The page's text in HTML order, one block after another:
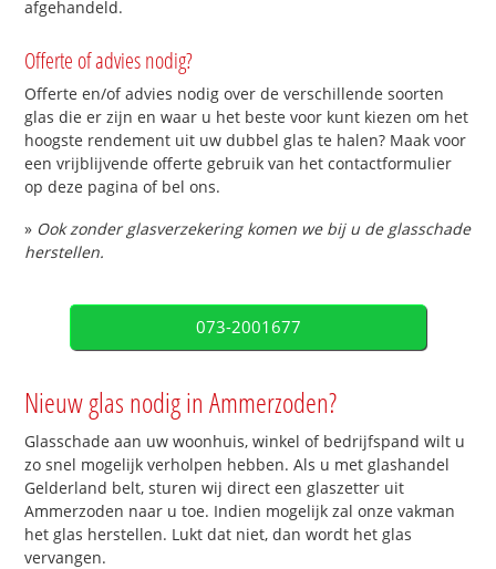
afgehandeld.
Offerte of advies nodig?
Offerte en/of advies nodig over de verschillende soorten
glas die er zijn en waar u het beste voor kunt kiezen om het
hoogste rendement uit uw dubbel glas te halen? Maak voor
een vrijblijvende offerte gebruik van het contactformulier
op deze pagina of bel ons.
» Ook zonder glasverzekering komen we bij u de glasschade
herstellen.
073-2001677
Nieuw glas nodig in Ammerzoden?
Glasschade aan uw woonhuis, winkel of bedrijfspand wilt u
zo snel mogelijk verholpen hebben. Als u met glashandel
Gelderland belt, sturen wij direct een glaszetter uit
Ammerzoden naar u toe. Indien mogelijk zal onze vakman
het glas herstellen. Lukt dat niet, dan wordt het glas
vervangen.